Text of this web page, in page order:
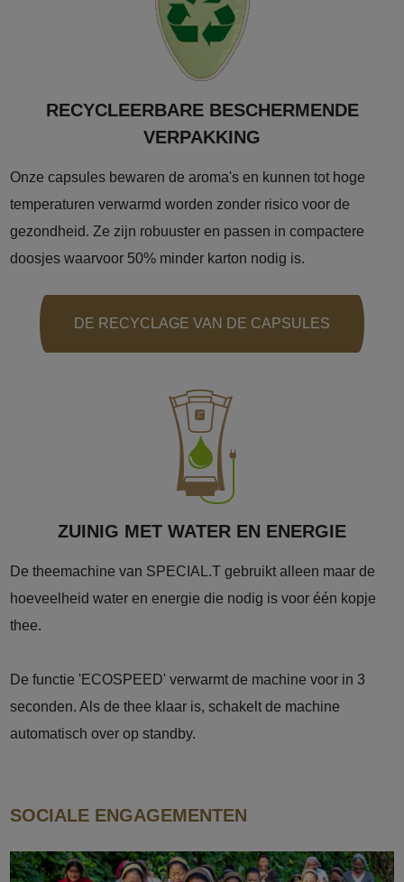
RECYCLEERBARE BESCHERMENDE
VERPAKKING
Onze capsules bewaren de aroma's en kunnen tot hoge
temperaturen verwarmd worden zonder risico voor de
gezondheid. Ze zijn robuuster en passen in compactere
doosjes waarvoor 50% minder karton nodig is.
DE RECYCLAGE VAN DE CAPSULES
ZUINIG MET WATER EN ENERGIE
De theemachine van SPECIAL.T gebruikt alleen maar de
hoeveelheid water en energie die nodig is voor één kopje
thee.
De functie 'ECOSPEED' verwarmt de machine voor in 3
seconden. Als de thee klaar is, schakelt de machine
automatisch over op standby.
SOCIALE ENGAGEMENTEN